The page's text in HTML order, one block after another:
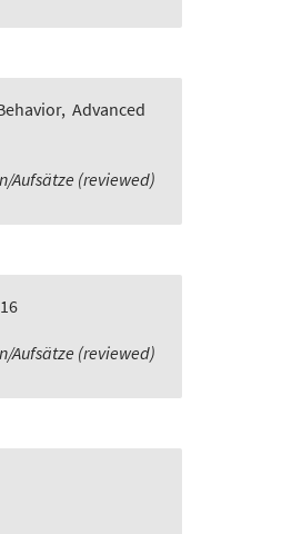
, Advanced
Aufsätze (reviewed)
Aufsätze (reviewed)